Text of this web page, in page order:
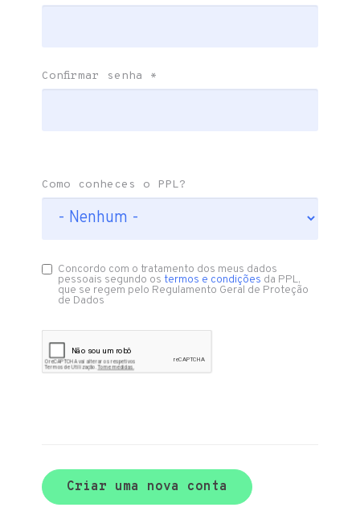
Confirmar senha *
Como conheces o PPL?
Concordo com o tratamento dos meus dados
pessoais segundo ostermos e condições da PPL,
que se regem pelo Regulamento Geral de Proteção
de Dados
Criar uma nova conta